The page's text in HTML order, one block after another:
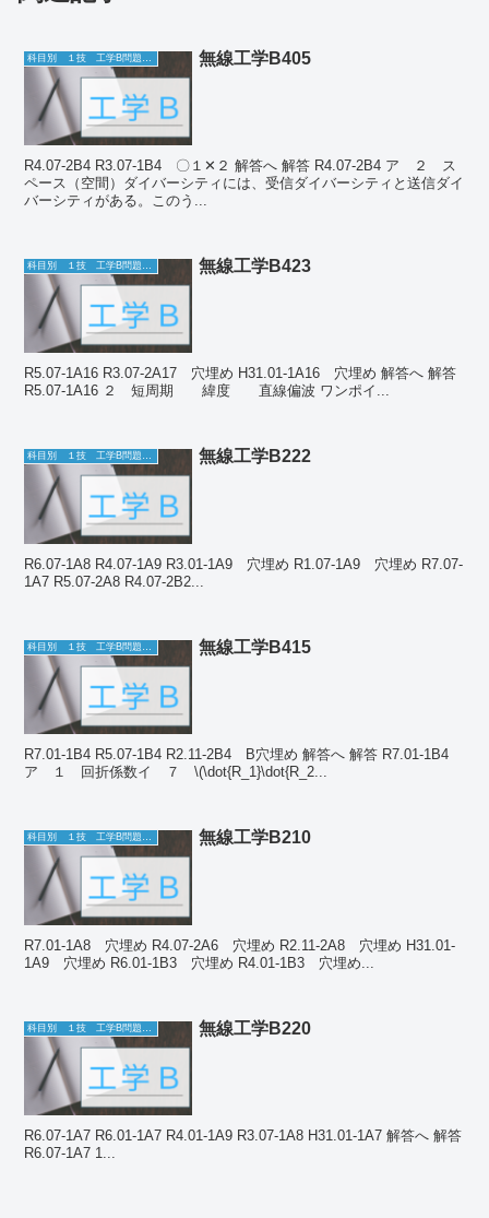
無線工学B405
R4.07-2B4 R3.07-1B4 〇１✕２ 解答へ 解答 R4.07-2B4 ア ２ ス
ペース（空間）ダイバーシティには、受信ダイバーシティと送信ダイ
バーシティがある。このう...
無線工学B423
R5.07-1A16 R3.07-2A17 穴埋め H31.01-1A16 穴埋め 解答へ 解答
R5.07-1A16 ２ 短周期 緯度 直線偏波 ワンポイ...
科目別 １技 工学B問題一覧 無線工学B222
R6.07-1A8 R4.07-1A9 R3.01-1A9 穴埋め R1.07-1A9 穴埋め R7.07-
1A7 R5.07-2A8 R4.07-2B2...
無線工学B415
R7.01-1B4 R5.07-1B4 R2.11-2B4 B穴埋め 解答へ 解答 R7.01-1B4
ア １ 回折係数イ ７ \(\dot{R_1}\dot{R_2...
科目別 １技 工学B問題一覧 無線工学B210
R7.01-1A8 穴埋め R4.07-2A6 穴埋め R2.11-2A8 穴埋め H31.01-
1A9 穴埋め R6.01-1B3 穴埋め R4.01-1B3 穴埋め...
無線工学B220
R6.07-1A7 R6.01-1A7 R4.01-1A9 R3.07-1A8 H31.01-1A7 解答へ 解答
R6.07-1A7 1...